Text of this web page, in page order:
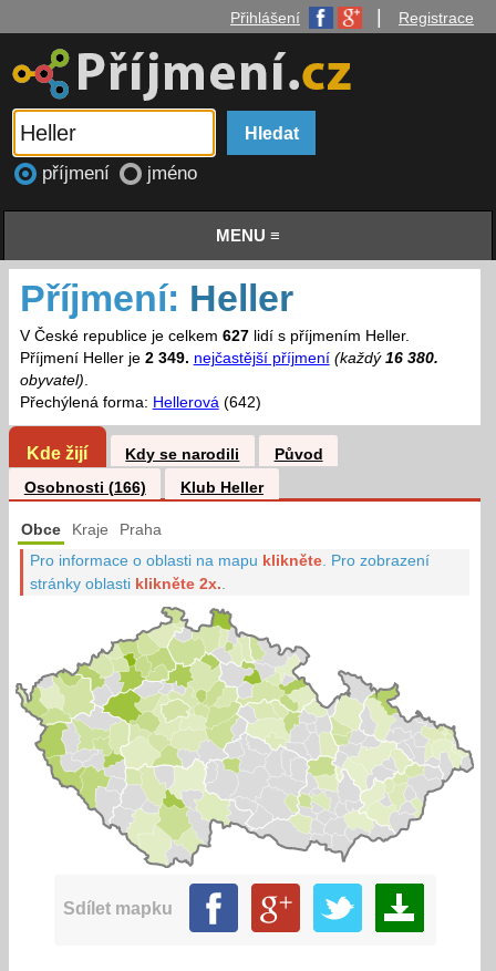
Přihlášení Registrace
příjmení jméno
MENU ≡
Příjmení: Heller
V České republice je celkem 627lidí s příjmením Heller.
Příjmení Heller je 2 349. nejčastější příjmení (každý 16 380.
obyvatel).
Přechýlená forma: Hellerová(642)
Kde žijí Kdy se narodili
Původ
Osobnosti (166)
Klub Heller
Obce Kraje Praha
Pro informace o oblasti na mapu klikněte Pro zobrazení
stránky oblasti klikněte 2x.
Sdílet mapku